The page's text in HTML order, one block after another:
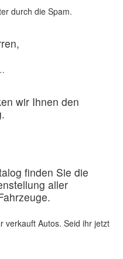
durch die Spam.
wir Ihnen den
finden Sie die
aller
verkauft Autos. Seid ihr jetzt